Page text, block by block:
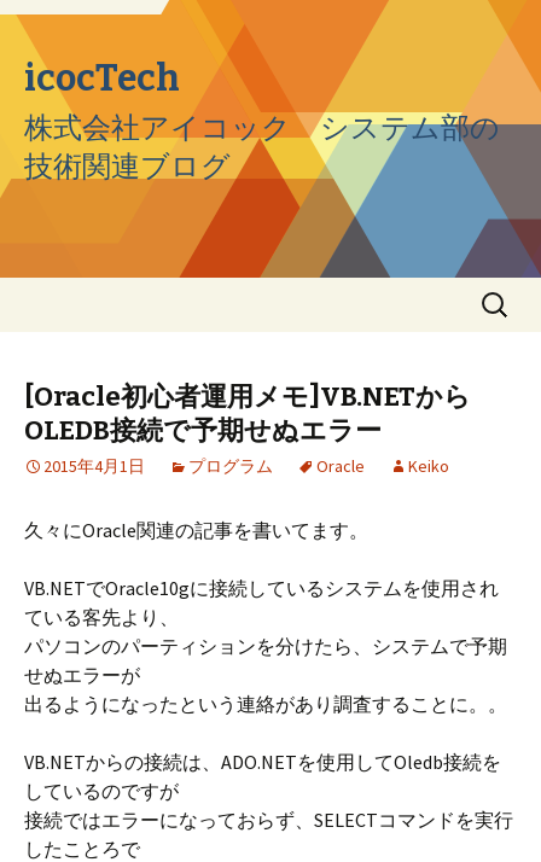
icocTech
株式会社アイコック システム部の
技術関連ブログ
検
[Oracle初心者運用メモ]VB.NETから
OLEDB接続で予期せぬエラー
2015年4月1日 プログラム Oracle Keiko
久々にOracle関連の記事を書いてます。
VB.NETでOracle10gに接続しているシステムを使用され
ている客先より、
パソコンのパーティションを分けたら、システムで予期
せぬエラーが
出るようになったという連絡があり調査することに。。
VB.NETからの接続は、ADO.NETを使用してOledb接続を
しているのですが
接続ではエラーになっておらず、SELECTコマンドを実行
したことろで